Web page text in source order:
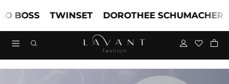
TWINSET DOROTHEE SCHUMACHER